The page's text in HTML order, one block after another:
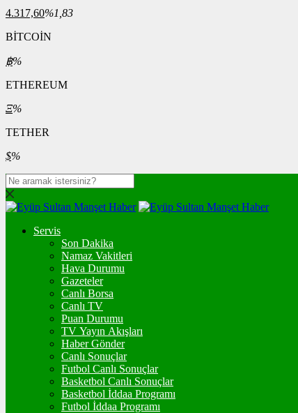
4.317,60%1,83
BİTCOİN
฿%
ETHEREUM
Ξ%
TETHER
$%
Servis
Son Dakika
Namaz Vakitleri
Hava Durumu
Gazeteler
Canlı Borsa
Canlı TV
Puan Durumu
TV Yayın Akışları
Haber Gönder
Canlı Sonuçlar
Futbol Canlı Sonuçlar
Basketbol Canlı Sonuçlar
Basketbol İddaa Programı
Futbol İddaa Programı